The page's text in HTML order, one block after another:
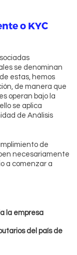
o KYC
se denominan
estas, hemos
de manera que
operan bajo la
se aplica
de Análisis
de
necesariamente
a comenzar a
la empresa
del país de